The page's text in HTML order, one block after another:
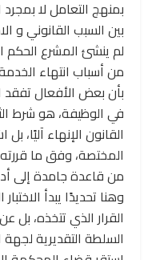
بمنهج التعامل لا بمجرد
بين السبب القانوني و
لم ينشئ المشرع الحكم
من أسباب انتهاء
بأن بعض الأفعال تفقد
في الوظيفة، هو شرط
القانون الإنهاء آليًا،
المختصة، وفق ما قررته
من قاعدة جامدة إلى
وهنا تحديدًا يبدأ
القرار الذي تتخذه، بل
السلطة التقديرية لجهة